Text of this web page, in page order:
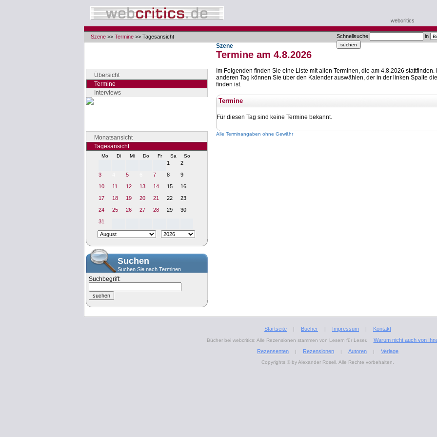
webcritics
Schnellsuche in
Szene >> Termine >> Tagesansicht
Übersicht
Termine
Interviews
Monatsansicht
Tagesansicht
Mo Di Mi Do Fr Sa So
1
2
3
5 7 8
9
10
11 12 13 14 15
16
17
18 19 20 21 22
23
24
25 26 27 28 29
30
31
Suchen
Suchen Sie nach Terminen
Suchbegriff:
Szene
Termine am 4.8.2026
Im Folgenden finden Sie eine Liste mit allen Terminen, die am 4.8.2026 stattfinden.
anderen Tag können Sie über den Kalender auswählen, der in der linken Spalte
finden ist.
Termine
Für diesen Tag sind keine Termine bekannt.
Alle Terminangaben ohne Gewähr
Startseite | Bücher | Impressum | Kontakt
Bücher bei webcritics: Alle Rezensionen stammen von Lesern für Leser.
Warum nicht auch von
Rezensenten
| Rezensionen | Autoren | Verlage
Copyrights © by Alexander Rosell. Alle Rechte vorbehalten.